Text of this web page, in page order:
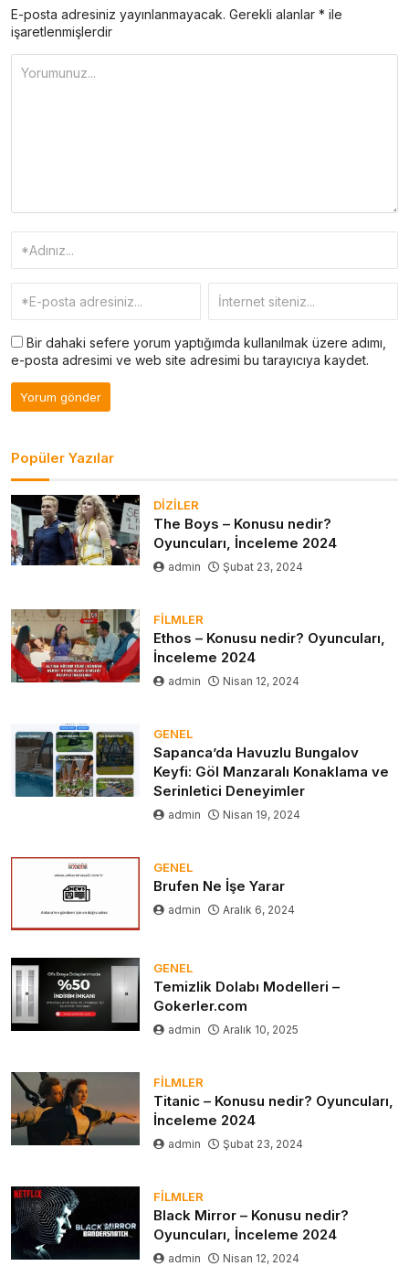
E-posta adresiniz yayınlanmayacak. Gerekli alanlar * ile
işaretlenmişlerdir
Bir dahaki sefere yorum yaptığımda kullanılmak üzere adımı,
e-posta adresimi ve web site adresimi bu tarayıcıya kaydet.
Popüler Yazılar
DIZILER
The Boys – Konusu nedir?
Oyuncuları, İnceleme 2024
admin Şubat 23, 2024
FILMLER
Ethos – Konusu nedir? Oyuncuları,
İnceleme 2024
admin Nisan 12, 2024
GENEL
Sapanca’da Havuzlu Bungalov
Keyfi: Göl Manzaralı Konaklama ve
Serinletici Deneyimler
admin Nisan 19, 2024
GENEL
Brufen Ne İşe Yarar
admin Aralık 6, 2024
GENEL
Temizlik Dolabı Modelleri –
Gokerler.com
admin Aralık 10, 2025
FILMLER
Titanic – Konusu nedir? Oyuncuları,
İnceleme 2024
admin Şubat 23, 2024
FILMLER
Black Mirror – Konusu nedir?
Oyuncuları, İnceleme 2024
admin Nisan 12, 2024